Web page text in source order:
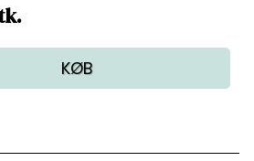
KØB